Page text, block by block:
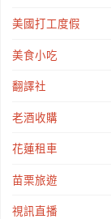
美國打工度假
美食小吃
翻譯社
老酒收購
花蓮租車
苗栗旅遊
視訊直播